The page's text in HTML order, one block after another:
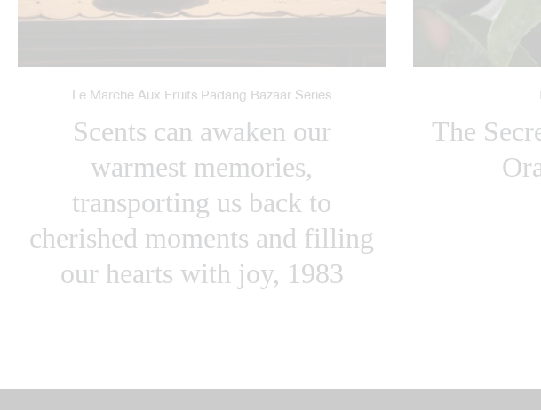
The Secret of Scent
The Secret of Scent: Chinese
Orange Blossom
The